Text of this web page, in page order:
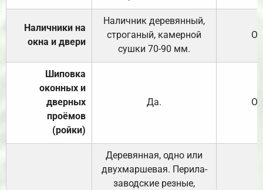
Наличники на
окна и двери
Наличник деревянный,
строганый, камерной
сушки 70-90 мм.
Шиповка
оконных и
дверных
проёмов
(ройки)
Да.
Деревянная, одно или
двухмаршевая. Перила-
заводские резные,